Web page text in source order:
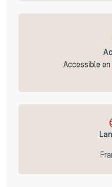
Accessible